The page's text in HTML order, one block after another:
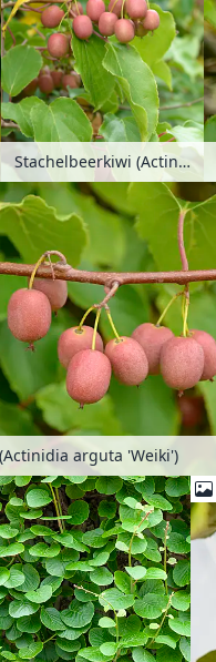
Stachelbeerkiwi (Actinidia arguta 'Weiki')
arguta 'Weiki')